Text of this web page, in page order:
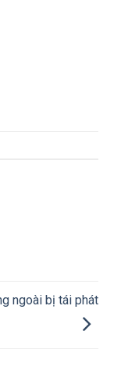
ngoài bị tái phát